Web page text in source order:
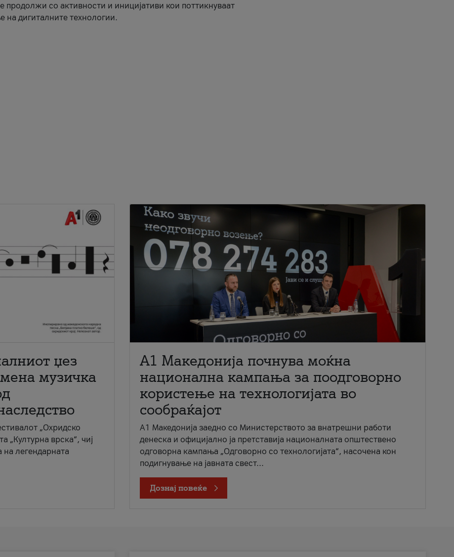
продолжи со активности и иницијативи кои поттикнуваат
на дигиталните технологии.
џез
музичка
„Охридско
„Културна врска“, чиј
на легендарната
A1 Македонија почнува моќна
национална кампања за поодговорно
користење на технологијата во
сообраќајот
A1 Македонија заедно со Министерството за внатрешни работи
денеска и официјално ја претставија националната општествено
одговорна кампања „Одговорно со технологијата“, насочена кон
подигнување на јавната свест...
Дознај повеќе